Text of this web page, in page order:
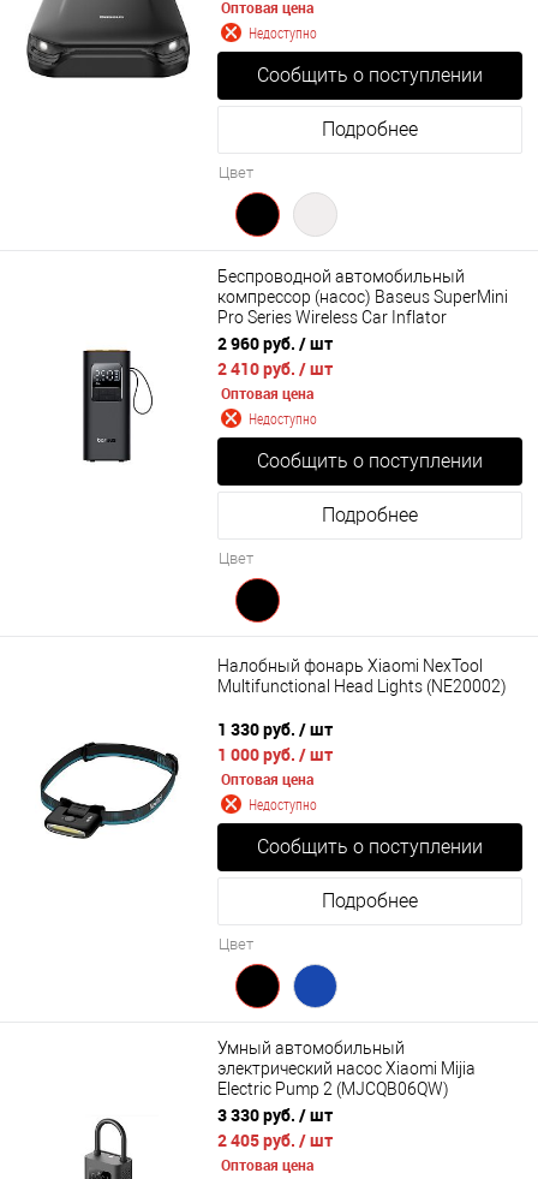
Оптовая цена
Недоступно
Сообщить о поступлении
Подробнее
Цвет
Беспроводной автомобильный
компрессор (насос) Baseus SuperMini
Pro Series Wireless Car Inflator
(C11159300111-00)
2 960 руб. / шт
2 410 руб. / шт
Оптовая цена
Недоступно
Сообщить о поступлении
Подробнее
Цвет
Налобный фонарь Xiaomi NexTool
Multifunctional Head Lights (NE20002)
1 330 руб. / шт
1 000 руб. / шт
Оптовая цена
Недоступно
Сообщить о поступлении
Подробнее
Цвет
Умный автомобильный
электрический насос Xiaomi Mijia
Electric Pump 2 (MJCQB06QW)
3 330 руб. / шт
2 405 руб. / шт
Оптовая цена